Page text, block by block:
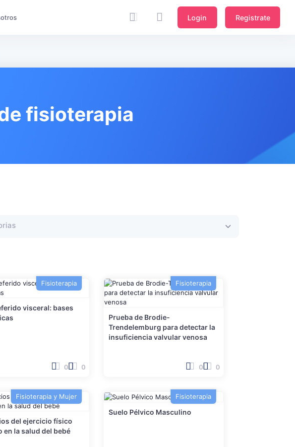
Login Registrate
fisioterapia
Fisioterapia
visceral: bases
0 0
Fisioterapia
Prueba de Brodie-
Trendelemburg para detectar la
insuficiencia valvular venosa
0 0
Fisioterapia y Mujer
del ejercicio físico
en la salud del bebé
Fisioterapia
Suelo Pélvico Masculino